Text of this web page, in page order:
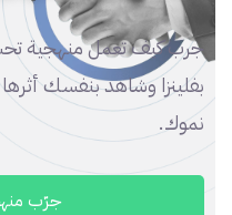
جرب كيف تعمل منهجية
بفلينزا وشاهد بنفسك
نموك.
جرّب